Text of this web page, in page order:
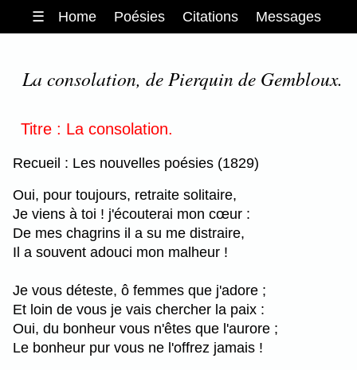
☰ Home Poésies Citations Messages
La consolation, de Pierquin de Gembloux.
Titre : La consolation.
Recueil : Les nouvelles poésies (1829)
Oui, pour toujours, retraite solitaire,
Je viens à toi ! j'écouterai mon cœur :
De mes chagrins il a su me distraire,
Il a souvent adouci mon malheur !
Je vous déteste, ô femmes que j'adore ;
Et loin de vous je vais chercher la paix :
Oui, du bonheur vous n'êtes que l'aurore ;
Le bonheur pur vous ne l'offrez jamais !